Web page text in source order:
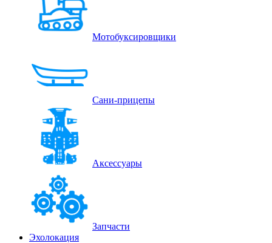
Мотобуксировщики
Сани-прицепы
Аксессуары
Запчасти
Эхолокация